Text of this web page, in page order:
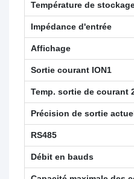
Température de
Impédance d'entrée
Affichage
Sortie courant ION1
Temp. sortie de courant
Précision de sortie
RS485
Débit en bauds